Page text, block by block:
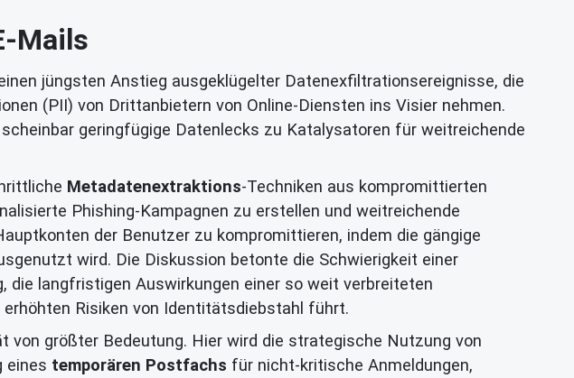
Mails
jüngsten Anstieg ausgeklügelter Datenexfiltrationsereignisse, die
(PII) von Drittanbietern von Online-Diensten ins Visier nehmen.
geringfügige Datenlecks zu Katalysatoren für weitreichende
Metadatenextraktions-Techniken aus kompromittierten
Phishing-Kampagnen zu erstellen und weitreichende
der Benutzer zu kompromittieren, indem die gängige
wird. Die Diskussion betonte die Schwierigkeit einer
die langfristigen Auswirkungen einer so weit verbreiteten
Risiken von Identitätsdiebstahl führt.
größter Bedeutung. Hier wird die strategische Nutzung von
eines temporären Postfachs für nicht-kritische Anmeldungen,